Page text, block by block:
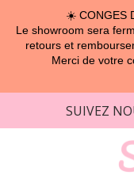
☀️ CONGES
Le showroom sera
retours et
Merci de votre
SUIVEZ